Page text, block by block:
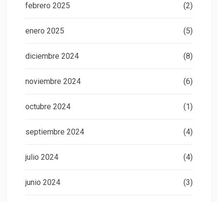
febrero 2025 (2)
enero 2025 (5)
diciembre 2024 (8)
noviembre 2024 (6)
octubre 2024 (1)
septiembre 2024 (4)
julio 2024 (4)
junio 2024 (3)